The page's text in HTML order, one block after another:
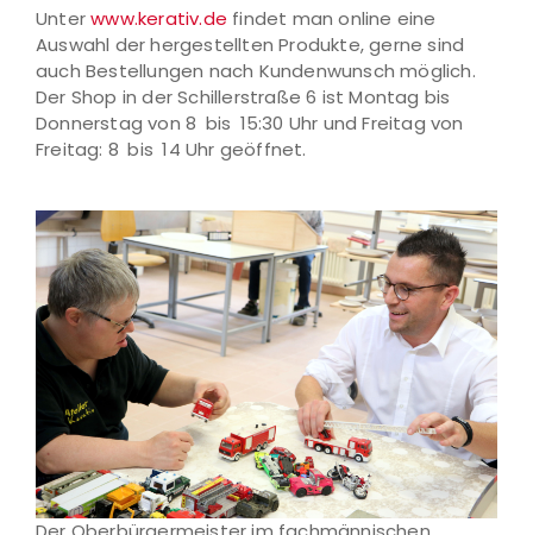
Unterwww.kerativ.de findet man online eine
Auswahl der hergestellten Produkte, gerne sind
auch Bestellungen nach Kundenwunsch möglich.
Der Shop in der Schillerstraße 6 ist Montag bis
Donnerstag von 8 bis 15:30 Uhr und Freitag von
Freitag: 8 bis 14 Uhr geöffnet.